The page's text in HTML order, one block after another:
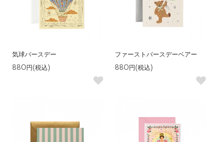
気球バースデー
880円(税込)
ファーストバースデーベアー
880円(税込)